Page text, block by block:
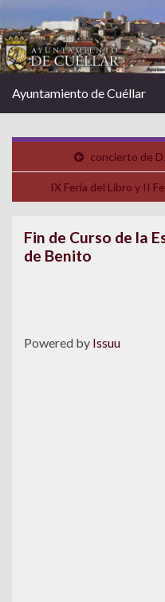
Ayuntamiento de Cuéllar
concierto de
IX Feria del Libro y II
Fin de Curso de la
de Benito
Powered by Issuu